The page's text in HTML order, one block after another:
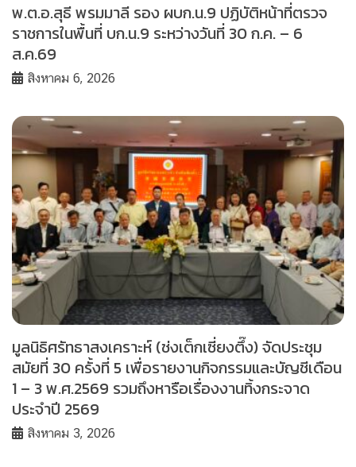
พ.ต.อ.สุธี พรมมาลี รอง ผบก.น.9 ปฏิบัติหน้าที่ตรวจ
ราชการในพื้นที่ บก.น.9 ระหว่างวันที่ 30 ก.ค. – 6
ส.ค.69
สิงหาคม 6, 2026
มูลนิธิศรัทธาสงเคราะห์ (ช่งเต็กเซี่ยงตึ๊ง) จัดประชุม
สมัยที่ 30 ครั้งที่ 5 เพื่อรายงานกิจกรรมและบัญชีเดือน
1 – 3 พ.ศ.2569 รวมถึงหารือเรื่องงานทิ้งกระจาด
ประจำปี 2569
สิงหาคม 3, 2026